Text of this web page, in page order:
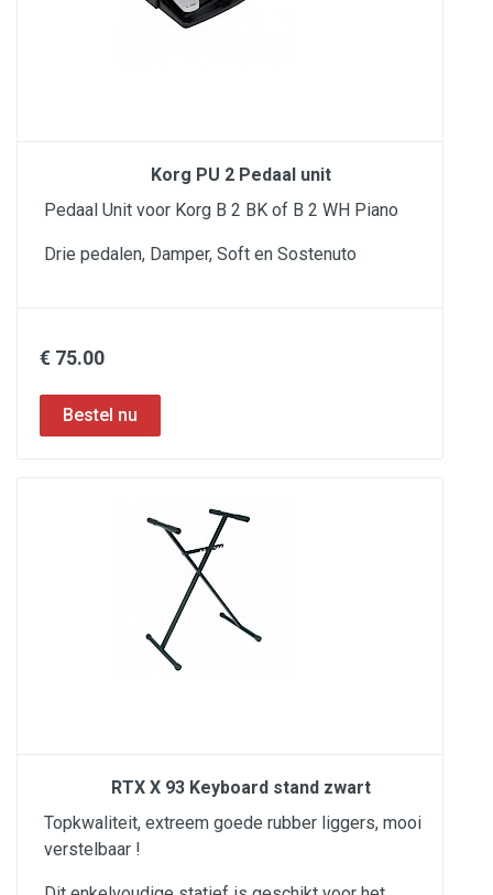
Korg PU 2 Pedaal unit
Pedaal Unit voor Korg B 2 BK of B 2 WH Piano
Drie pedalen, Damper, Soft en Sostenuto
€ 75.00
RTX X 93 Keyboard stand zwart
Topkwaliteit, extreem goede rubber liggers, mooi
verstelbaar !